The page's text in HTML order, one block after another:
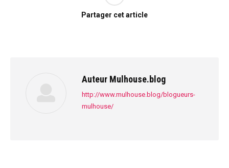
Partager cet article
Auteur Mulhouse.blog
http://www.mulhouse.blog/blogueurs-
mulhouse/